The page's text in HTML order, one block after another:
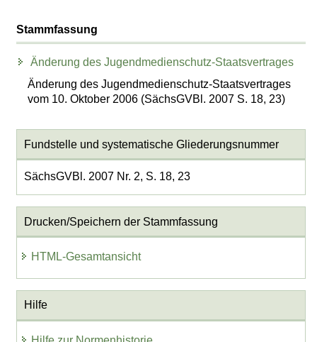
Stammfassung
Änderung des Jugendmedienschutz-Staatsvertrages
Änderung des Jugendmedienschutz-Staatsvertrages
vom 10. Oktober 2006 (SächsGVBl. 2007 S. 18, 23)
Fundstelle und systematische Gliederungsnummer
SächsGVBl. 2007 Nr. 2, S. 18, 23
Drucken/Speichern der Stammfassung
HTML-Gesamtansicht
Hilfe